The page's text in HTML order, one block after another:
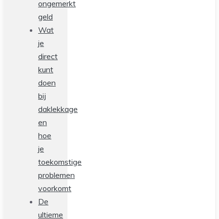
ongemerkt
geld
Wat
je
direct
kunt
doen
bij
daklekkage
en
hoe
je
toekomstige
problemen
voorkomt
De
ultieme